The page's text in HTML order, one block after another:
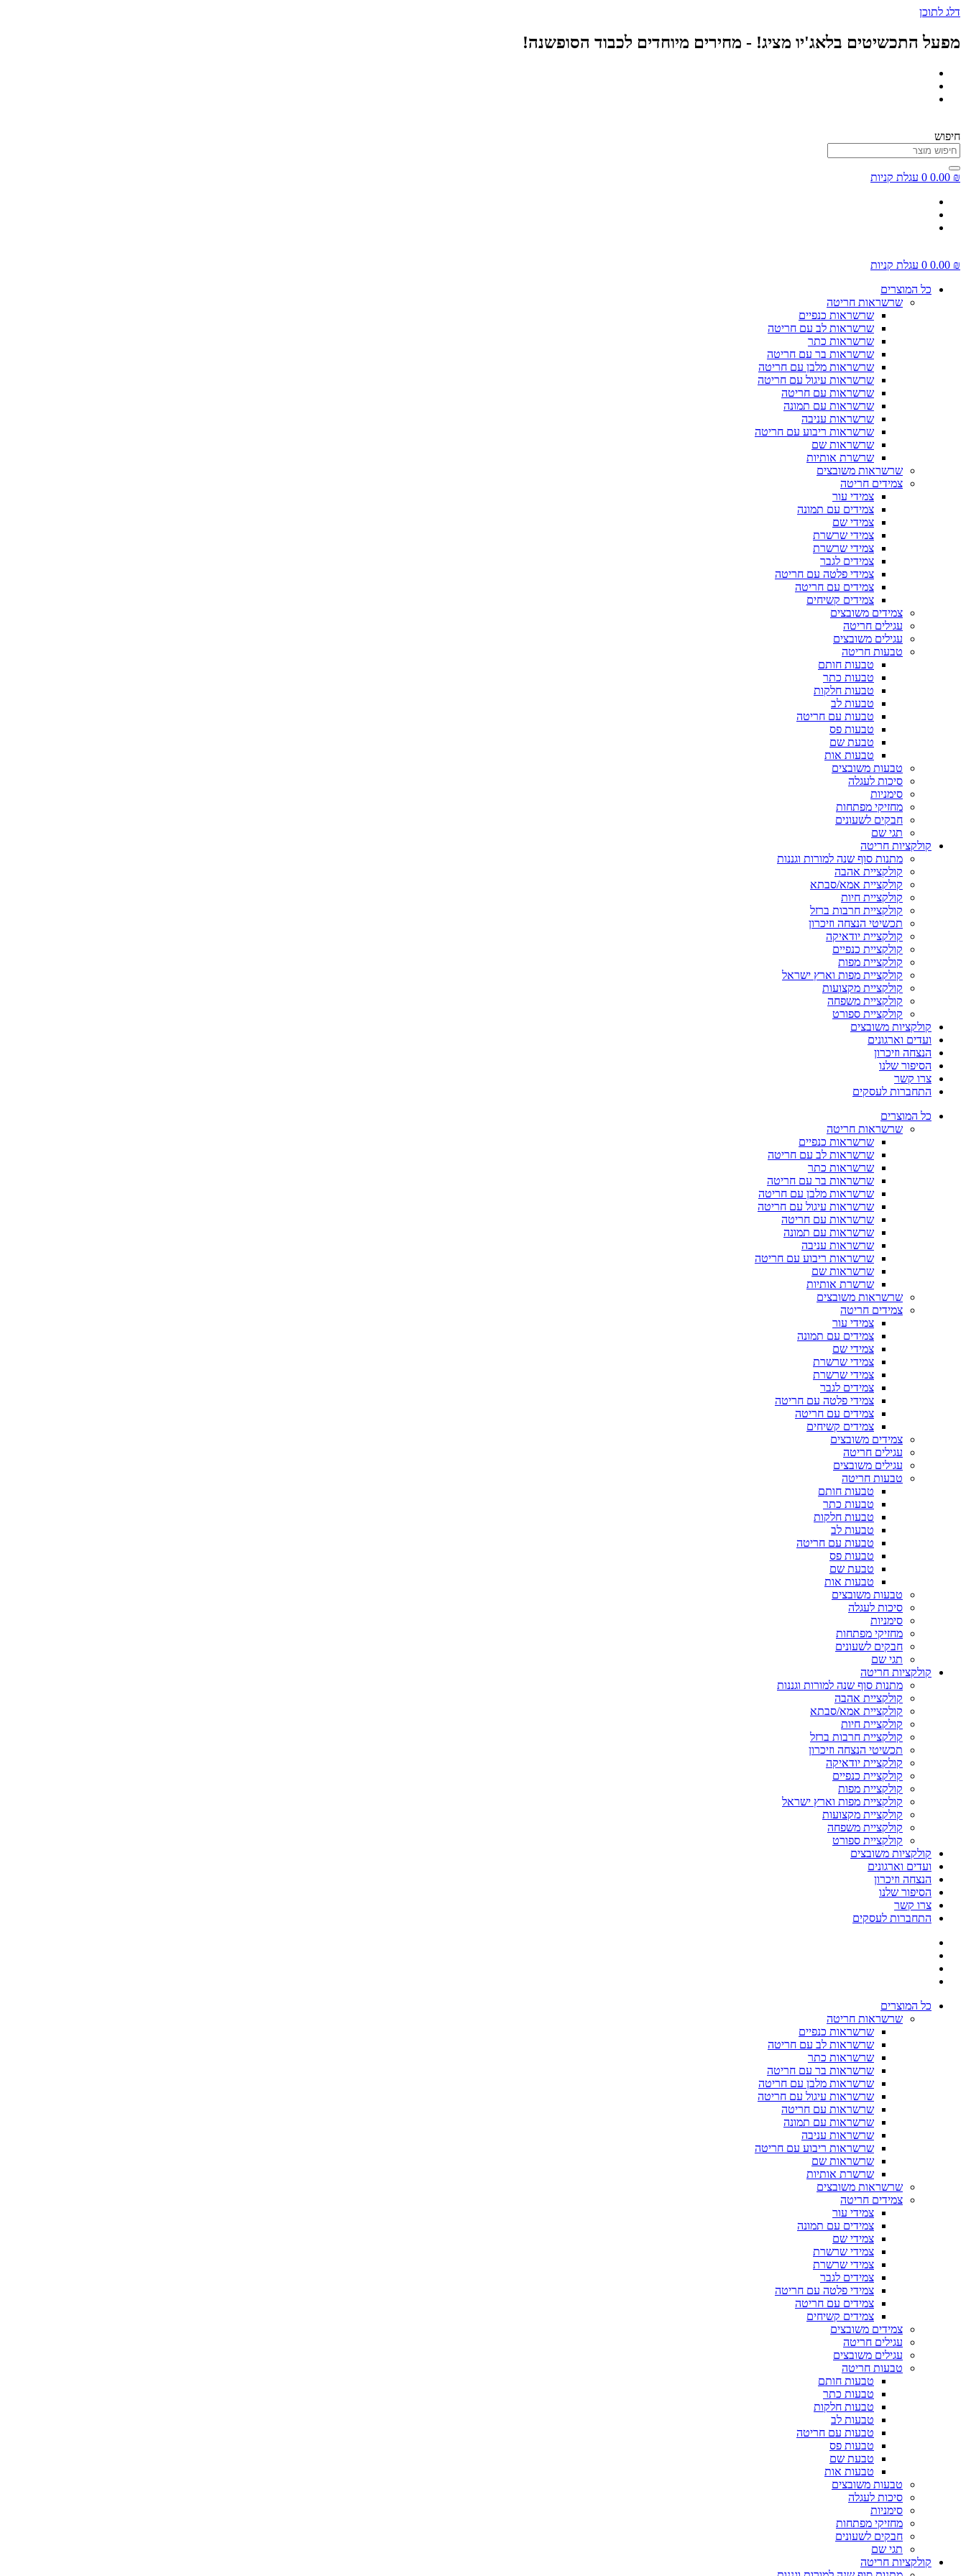
דלג לתוכן
מפעל התכשיטים בלאג'יו מציג! - מחירים מיוחדים לכבוד הסופשנה!
חיפוש
0.00 ₪
0 עגלת קניות
0.00 ₪
0 עגלת קניות
כל המוצרים
שרשראות חריטה
שרשראות כנפיים
שרשראות לב עם חריטה
שרשראות כתר
שרשראות בר עם חריטה
שרשראות מלבן עם חריטה
שרשראות עיגול עם חריטה
שרשראות עם חריטה
שרשראות עם תמונה
שרשראות עניבה
שרשראות ריבוע עם חריטה
שרשראות שם
שרשרת אותיות
שרשראות משובצים
צמידים חריטה
צמידי עור
צמידים עם תמונה
צמידי שם
צמידי שרשרת
צמידי שרשרת
צמידים לגבר
צמידי פלטה עם חריטה
צמידים עם חריטה
צמידים קשיחים
צמידים משובצים
עגילים חריטה
עגילים משובצים
טבעות חריטה
טבעות חותם
טבעות כתר
טבעות חלקות
טבעות לב
טבעות עם חריטה
טבעות פס
טבעת שם
טבעות אות
טבעות משובצים
סיכות לעגלה
סימניות
מחזיקי מפתחות
חבקים לשעונים
תגי שם
קולקציות חריטה
מתנות סוף שנה למורות וגננות
קולקציית אהבה
קולקציית אמא/סבתא
קולקציית חיות
קולקציית חרבות ברזל
תכשיטי הנצחה וזיכרון
קולקציית יודאיקה
קולקציית כנפיים
קולקציית מפות
קולקציית מפות וארץ ישראל
קולקציית מקצועות
קולקציית משפחה
קולקציית ספורט
קולקציות משובצים
ועדים וארגונים
הנצחה וזיכרון
הסיפור שלנו
צרו קשר
התחברות לעסקים
כל המוצרים
שרשראות חריטה
שרשראות כנפיים
שרשראות לב עם חריטה
שרשראות כתר
שרשראות בר עם חריטה
שרשראות מלבן עם חריטה
שרשראות עיגול עם חריטה
שרשראות עם חריטה
שרשראות עם תמונה
שרשראות עניבה
שרשראות ריבוע עם חריטה
שרשראות שם
שרשרת אותיות
שרשראות משובצים
צמידים חריטה
צמידי עור
צמידים עם תמונה
צמידי שם
צמידי שרשרת
צמידי שרשרת
צמידים לגבר
צמידי פלטה עם חריטה
צמידים עם חריטה
צמידים קשיחים
צמידים משובצים
עגילים חריטה
עגילים משובצים
טבעות חריטה
טבעות חותם
טבעות כתר
טבעות חלקות
טבעות לב
טבעות עם חריטה
טבעות פס
טבעת שם
טבעות אות
טבעות משובצים
סיכות לעגלה
סימניות
מחזיקי מפתחות
חבקים לשעונים
תגי שם
קולקציות חריטה
מתנות סוף שנה למורות וגננות
קולקציית אהבה
קולקציית אמא/סבתא
קולקציית חיות
קולקציית חרבות ברזל
תכשיטי הנצחה וזיכרון
קולקציית יודאיקה
קולקציית כנפיים
קולקציית מפות
קולקציית מפות וארץ ישראל
קולקציית מקצועות
קולקציית משפחה
קולקציית ספורט
קולקציות משובצים
ועדים וארגונים
הנצחה וזיכרון
הסיפור שלנו
צרו קשר
התחברות לעסקים
כל המוצרים
שרשראות חריטה
שרשראות כנפיים
שרשראות לב עם חריטה
שרשראות כתר
שרשראות בר עם חריטה
שרשראות מלבן עם חריטה
שרשראות עיגול עם חריטה
שרשראות עם חריטה
שרשראות עם תמונה
שרשראות עניבה
שרשראות ריבוע עם חריטה
שרשראות שם
שרשרת אותיות
שרשראות משובצים
צמידים חריטה
צמידי עור
צמידים עם תמונה
צמידי שם
צמידי שרשרת
צמידי שרשרת
צמידים לגבר
צמידי פלטה עם חריטה
צמידים עם חריטה
צמידים קשיחים
צמידים משובצים
עגילים חריטה
עגילים משובצים
טבעות חריטה
טבעות חותם
טבעות כתר
טבעות חלקות
טבעות לב
טבעות עם חריטה
טבעות פס
טבעת שם
טבעות אות
טבעות משובצים
סיכות לעגלה
סימניות
מחזיקי מפתחות
חבקים לשעונים
תגי שם
קולקציות חריטה